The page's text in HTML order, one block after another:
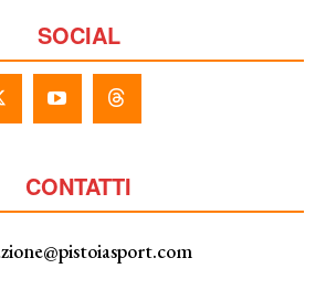
SOCIAL
CONTATTI